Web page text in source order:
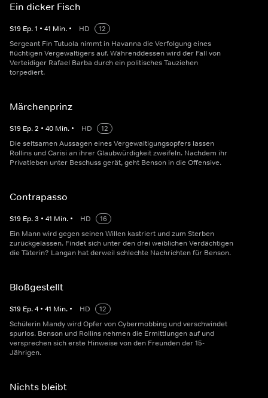
Ein dicker Fisch
S19 Ep.1 • 41 Min. • HD
12
Sergeant Fin Tutuola nimmt in Havanna die Verfolgung eines
flüchtigen Vergewaltigers auf. Währenddessen wird der Fall von
Verteidiger Rafael Barba durch ein politisches Tauziehen
torpediert.
Märchenprinz
S19 Ep.2 • 40 Min. • HD
12
Die seltsamen Aussagen eines Vergewaltigungsopfers lassen
Rollins und Carisi an ihrer Glaubwürdigkeit zweifeln. Nachdem ihr
Privatleben unter Beschuss gerät, geht Benson in die Offensive.
Contrapasso
S19 Ep.3 • 41 Min. • HD
16
Ein Mann wird gegen seinen Willen kastriert und zum Sterben
zurückgelassen. Findet sich unter den drei weiblichen Verdächtigen
die Täterin? Langan hat derweil schlechte Nachrichten für Benson.
Bloßgestellt
S19 Ep.4 • 41 Min. • HD
12
Schülerin Mandy wird Opfer von Cybermobbing und verschwindet
spurlos. Benson und Rollins nehmen die Ermittlungen auf und
versprechen sich erste Hinweise von den Freunden der 15-
Jährigen.
Nichts bleibt